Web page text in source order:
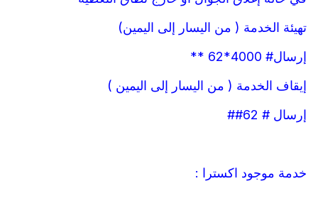
تهيئة الخدمة ( من اليسار إلى اليمين)
إرسال# 4000*62 **
إيقاف الخدمة ( من اليسار إلى اليمين )
إرسال # 62##
خدمة موجود اكسترا :